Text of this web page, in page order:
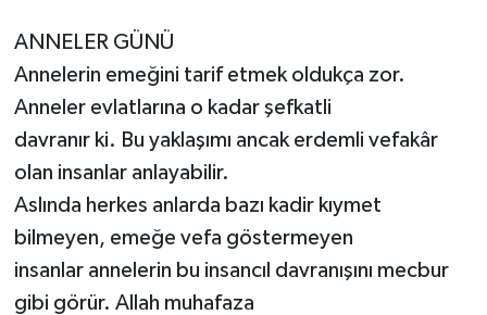
ANNELER GÜNÜ
Annelerin emeğini tarif etmek oldukça zor.
Anneler evlatlarına o kadar şefkatli
davranır ki. Bu yaklaşımı ancak erdemli vefakâr
olan insanlar anlayabilir.
Aslında herkes anlarda bazı kadir kıymet
bilmeyen, emeğe vefa göstermeyen
insanlar annelerin bu insancıl davranışını mecbur
gibi görür. Allah muhafaza